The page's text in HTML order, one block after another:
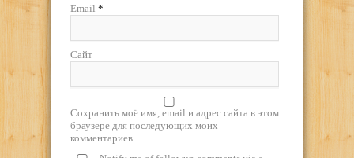
Email *
Сайт
Сохранить моё имя, email и адрес сайта в этом
браузере для последующих моих
комментариев.